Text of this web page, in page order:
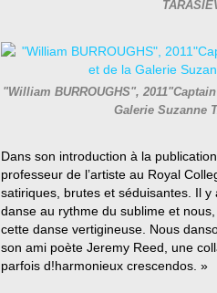
"William BURROUGHS",
Galerie Suzanne
Dans son introduction à la
professeur de l’artiste au Royal
satiriques, brutes et séduisantes. Il
danse au rythme du sublime et
cette danse vertigineuse. Nous
son ami poète Jeremy Reed, une
parfois d!harmonieux crescendos. »